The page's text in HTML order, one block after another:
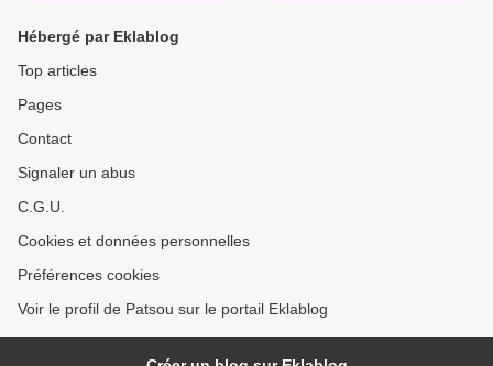
Hébergé par Eklablog
Top articles
Pages
Contact
Signaler un abus
C.G.U.
Cookies et données personnelles
Préférences cookies
Voir le profil de Patsou sur le portail Eklablog